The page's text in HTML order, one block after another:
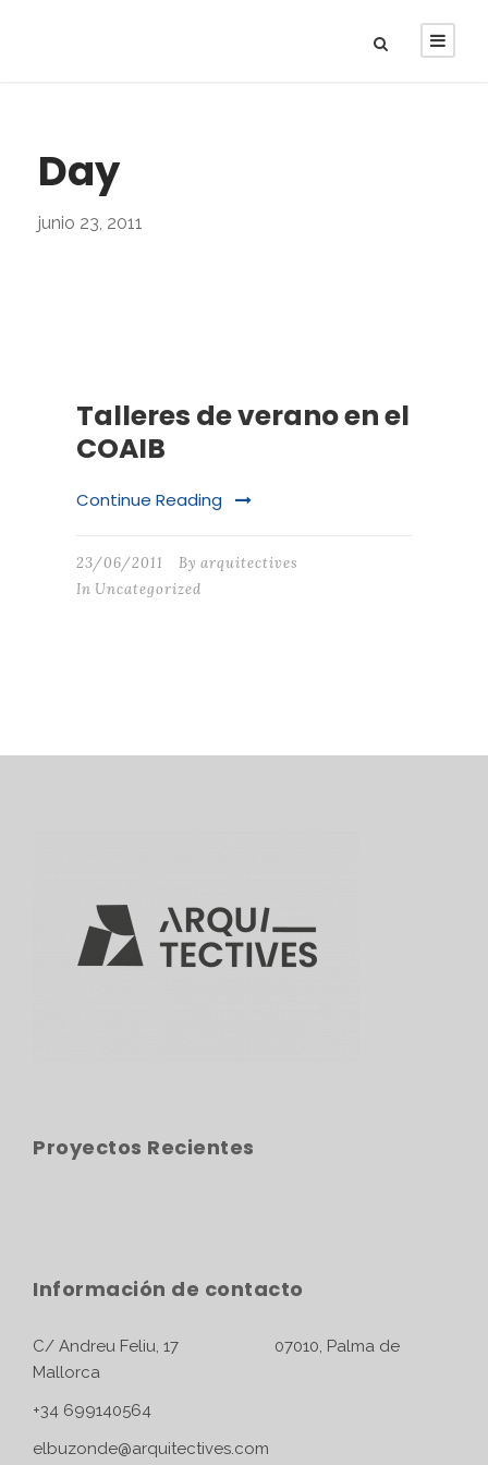
Day
junio 23, 2011
Talleres de verano en el
COAIB
Continue Reading
23/06/2011 By arquitectives
In Uncategorized
Proyectos Recientes
Información de contacto
C/ Andreu Feliu, 17 07010, Palma de
Mallorca
+34 699140564
elbuzonde@arquitectives.com